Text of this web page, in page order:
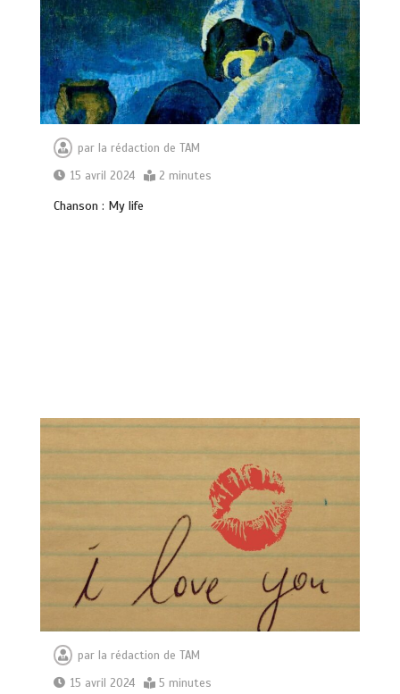
par la rédaction de TAM
15 avril 2024
2 minutes
Chanson : My life
par la rédaction de TAM
15 avril 2024
5 minutes